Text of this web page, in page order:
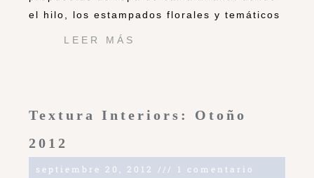
el hilo, los estampados florales y temáticos
LEER MÁS
Textura Interiors: Otoño
2012
septiembre 20, 2012 1 comentario